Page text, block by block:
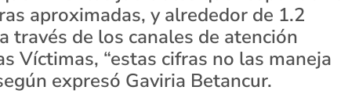
aproximadas, y alrededor de 1.2
través de los canales de atención
Víctimas, “estas cifras no las maneja
expresó Gaviria Betancur.